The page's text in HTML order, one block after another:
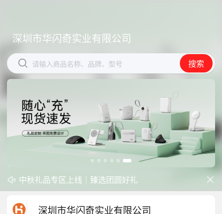
深圳市华闪奇实业有限公司
 请输入商品名称、品牌、型号 搜索
深圳市华闪奇实业有限公司
 请输入商品名称、品牌、型号 搜索

开学季礼品专区现已正式上线！
中秋礼品专区上线｜臻选团圆好礼

深圳市华闪奇实业有限公司